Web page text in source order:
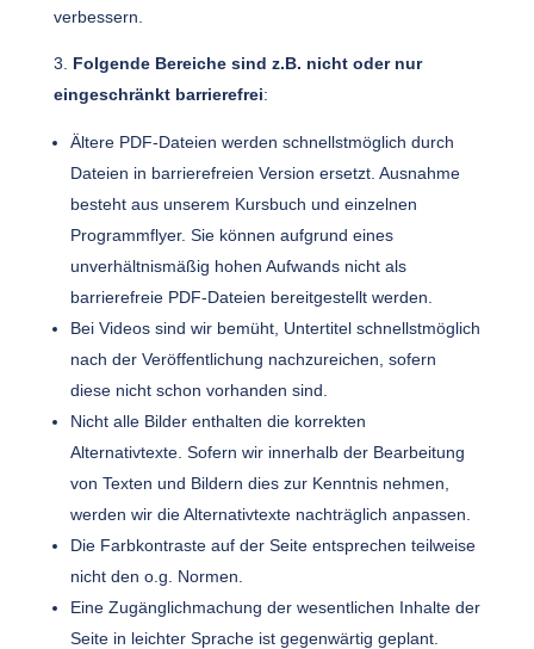
verbessern.
Folgende Bereiche sind z.B. nicht oder nur
eingeschränkt barrierefrei:
Ältere PDF-Dateien werden schnellstmöglich durch
Dateien in barrierefreien Version ersetzt. Ausnahme
besteht aus unserem Kursbuch und einzelnen
Programmflyer. Sie können aufgrund eines
unverhältnismäßig hohen Aufwands nicht als
barrierefreie PDF-Dateien bereitgestellt werden.
Bei Videos sind wir bemüht, Untertitel schnellstmöglich
nach der Veröffentlichung nachzureichen, sofern
diese nicht schon vorhanden sind.
Nicht alle Bilder enthalten die korrekten
Alternativtexte. Sofern wir innerhalb der Bearbeitung
von Texten und Bildern dies zur Kenntnis nehmen,
werden wir die Alternativtexte nachträglich anpassen.
Die Farbkontraste auf der Seite entsprechen teilweise
nicht den o.g. Normen.
Eine Zugänglichmachung der wesentlichen Inhalte der
Seite in leichter Sprache ist gegenwärtig geplant.